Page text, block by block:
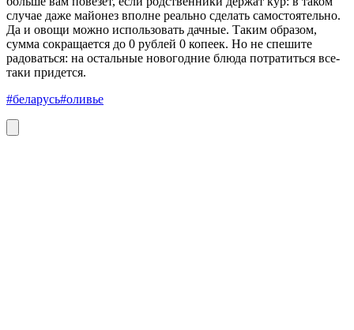
случае даже майонез вполне реально сделать самостоятельно.
Да и овощи можно использовать дачные. Таким образом,
сумма сокращается до 0 рублей 0 копеек. Но не спешите
радоваться: на остальные новогодние блюда потратиться все-
таки придется.
#беларусь#оливье